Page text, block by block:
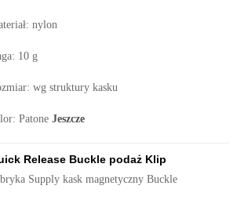
nylon
10 g
wg struktury kasku
Patone Jeszcze
Release Buckle podaż Klip
Supply kask magnetyczny Buckle